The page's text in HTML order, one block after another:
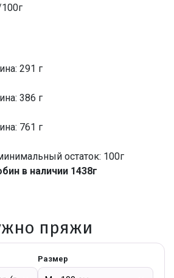
291 г
386 г
761 г
остаток: 100г
в наличии 1438г
пряжи
Размер